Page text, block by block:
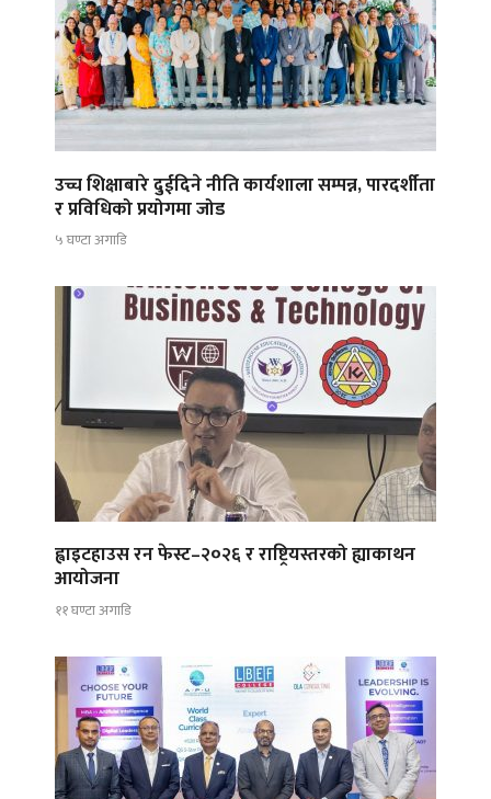
उच्च शिक्षाबारे दुईदिने नीति कार्यशाला सम्पन्न, पारदर्शीता
र प्रविधिको प्रयोगमा जोड
५ घण्टा अगाडि
ह्वाइटहाउस रन फेस्ट–२०२६ र राष्ट्रियस्तरको ह्याकाथन
आयोजना
११ घण्टा अगाडि